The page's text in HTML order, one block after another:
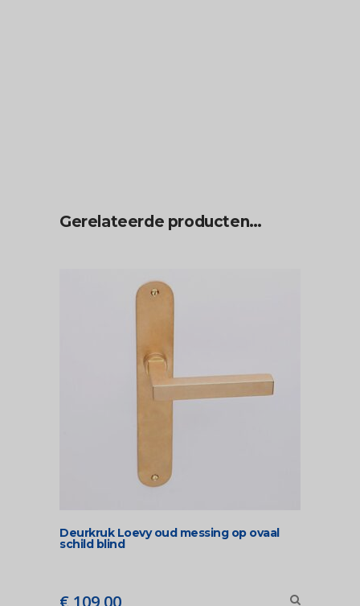
Gerelateerde producten…
Deurkruk Loevy oud messing op ovaal
schild blind
€ 109,00